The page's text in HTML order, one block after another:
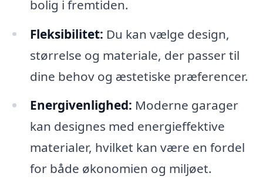
bolig i fremtiden.
Fleksibilitet: Du kan vælge design,
størrelse og materiale, der passer til
dine behov og æstetiske præferencer.
Energivenlighed: Moderne garager
kan designes med energieffektive
materialer, hvilket kan være en fordel
for både økonomien og miljøet.